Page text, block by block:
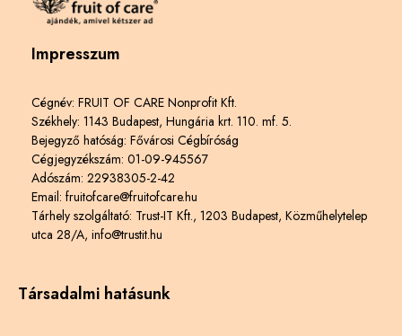
Impresszum
Cégnév: FRUIT OF CARE Nonprofit Kft.
Székhely: 1143 Budapest, Hungária krt. 110. mf. 5.
Bejegyző hatóság: Fővárosi Cégbíróság
Cégjegyzékszám: 01-09-945567
Adószám: 22938305-2-42
Email: fruitofcare@fruitofcare.hu
Tárhely szolgáltató: Trust-IT Kft., 1203 Budapest, Közműhelytelep
utca 28/A, info@trustit.hu
Társadalmi hatásunk